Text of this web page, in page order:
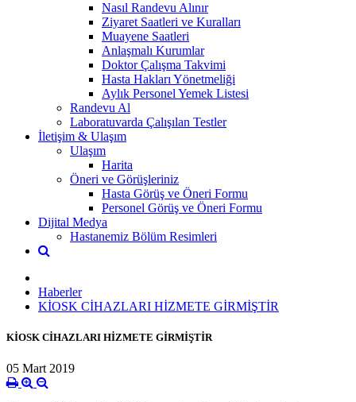
Nasıl Randevu Alınır
Ziyaret Saatleri ve Kuralları
Muayene Saatleri
Anlaşmalı Kurumlar
Doktor Çalışma Takvimi
Hasta Hakları Yönetmeliği
Aylık Personel Yemek Listesi
Randevu Al
Laboratuvarda Çalışılan Testler
İletişim & Ulaşım
Ulaşım
Harita
Öneri ve Görüşleriniz
Hasta Görüş ve Öneri Formu
Personel Görüş ve Öneri Formu
Dijital Medya
Hastanemiz Bölüm Resimleri
Haberler
KİOSK CİHAZLARI HİZMETE GİRMİŞTİR
KİOSK CİHAZLARI HİZMETE GİRMİŞTİR
05 Mart 2019